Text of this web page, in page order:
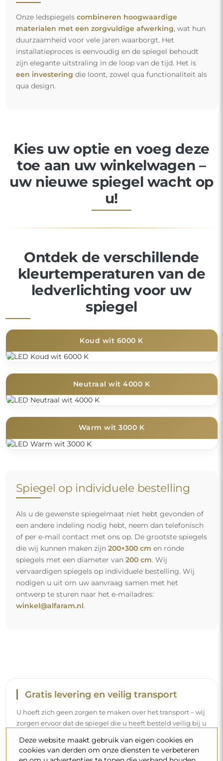
Onze ledspiegels combineren hoogwaardige
materialen met een zorgvuldige afwerking, wat hun
duurzaamheid voor vele jaren waarborgt. Het
installatieproces is eenvoudig en de spiegel behoudt
zijn elegante uitstraling in de loop van de tijd. Het is
een investering die loont, zowel qua functionaliteit als
qua design.
Kies uw optie en voeg deze
toe aan uw winkelwagen –
uw nieuwe spiegel wacht op
u!
Ontdek de verschillende
kleurtemperaturen van de
ledverlichting voor uw
spiegel
Koud wit 6000 K
Neutraal wit 4000 K
Warm wit 3000 K
Spiegel op individuele bestelling
Als u de gewenste spiegelmaat niet hebt gevonden of
een andere indeling nodig hebt, neem dan telefonisch
of per e-mail contact met ons op. De grootste spiegels
die wij kunnen maken zijn 200×300 cm en ronde
spiegels met een diameter van 200 cm. Wij
vervaardigen spiegels op individuele bestelling. Wij
nodigen u uit om uw aanvraag samen met het
ontwerp te sturen naar het e-mailadres:
winkel@alfaram.nl.
Gratis levering en veilig transport
U hoeft zich geen zorgen te maken over het transport – wij
zorgen ervoor dat de spiegel die u heeft besteld veilig bij u
ons eigen wagenpark en opgeleid personeel, daarom
kunnen wij u garanderen dat de spiegel in perfecte staat
Deze website maakt gebruik van eigen cookies en
cookies van derden om onze diensten te verbeteren